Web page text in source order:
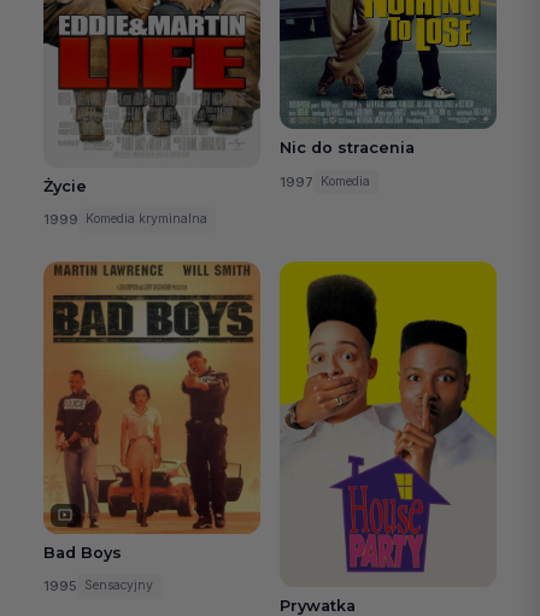
Życie
1999 Komedia kryminalna
Nic do stracenia
1997 Komedia
Bad Boys
1995 Sensacyjny
Prywatka